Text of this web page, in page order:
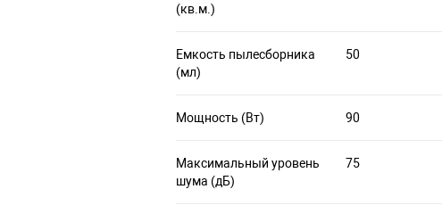
(кв.м.)
Емкость пылесборника
(мл)
50
Мощность (Вт) 90
Максимальный уровень
шума (дБ)
75